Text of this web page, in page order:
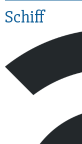
Schiff